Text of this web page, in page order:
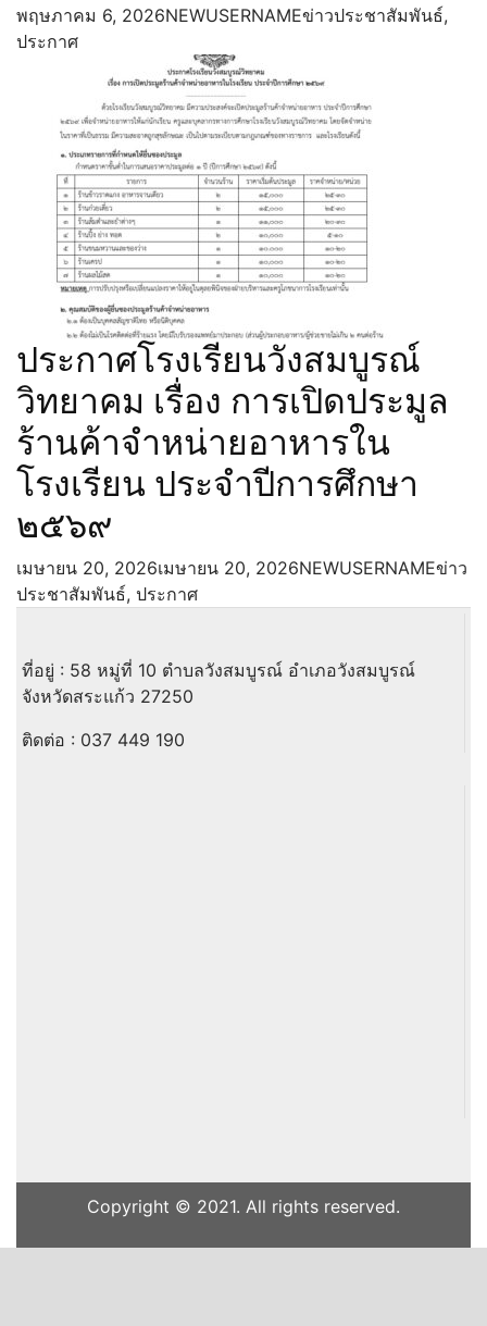
พฤษภาคม 6, 2026NEWUSERNAMEข่าวประชาสัมพันธ์,
ประกาศ
ประกาศโรงเรียนวังสมบูรณ์
วิทยาคม เรื่อง การเปิดประมูล
ร้านค้าจำหน่ายอาหารใน
โรงเรียน ประจำปีการศึกษา
๒๕๖๙
เมษายน 20, 2026เมษายน 20, 2026NEWUSERNAMEข่าว
ประชาสัมพันธ์, ประกาศ
ที่อยู่ : 58 หมู่ที่ 10 ตำบลวังสมบูรณ์ อำเภอวังสมบูรณ์
จังหวัดสระแก้ว 27250
ติดต่อ : 037 449 190
Copyright © 2021. All rights reserved.